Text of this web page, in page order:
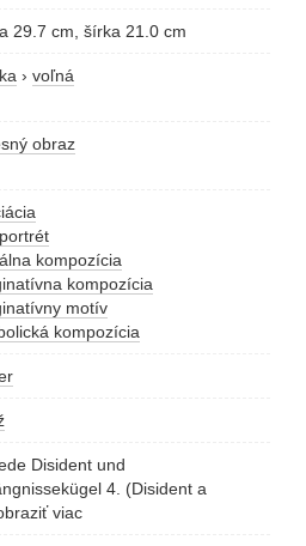
29.7 cm, šírka 21.0 cm
› voľná
obraz
kompozícia
kompozícia
motív
kompozícia
Disident und
4. (Disident a
guľa 4.)
viac